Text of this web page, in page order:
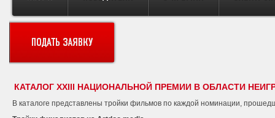
КАТАЛОГ XXIII НАЦИОНАЛЬНОЙ ПРЕМИИ В ОБЛАСТИ
В каталоге представлены тройки фильмов по каждой номинации,